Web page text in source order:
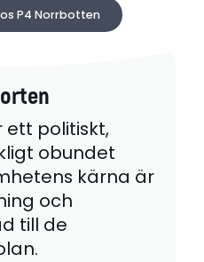
P4 Norrbotten
ett politiskt,
obundet
kärna är
och
till de